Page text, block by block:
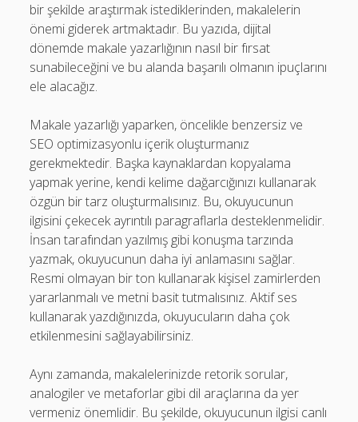
bir şekilde araştırmak istediklerinden, makalelerin
önemi giderek artmaktadır. Bu yazıda, dijital
dönemde makale yazarlığının nasıl bir fırsat
sunabileceğini ve bu alanda başarılı olmanın ipuçlarını
ele alacağız.
Makale yazarlığı yaparken, öncelikle benzersiz ve
SEO optimizasyonlu içerik oluşturmanız
gerekmektedir. Başka kaynaklardan kopyalama
yapmak yerine, kendi kelime dağarcığınızı kullanarak
özgün bir tarz oluşturmalısınız. Bu, okuyucunun
ilgisini çekecek ayrıntılı paragraflarla desteklenmelidir.
İnsan tarafından yazılmış gibi konuşma tarzında
yazmak, okuyucunun daha iyi anlamasını sağlar.
Resmi olmayan bir ton kullanarak kişisel zamirlerden
yararlanmalı ve metni basit tutmalısınız. Aktif ses
kullanarak yazdığınızda, okuyucuların daha çok
etkilenmesini sağlayabilirsiniz.
Aynı zamanda, makalelerinizde retorik sorular,
analogiler ve metaforlar gibi dil araçlarına da yer
vermeniz önemlidir. Bu şekilde, okuyucunun ilgisi canlı